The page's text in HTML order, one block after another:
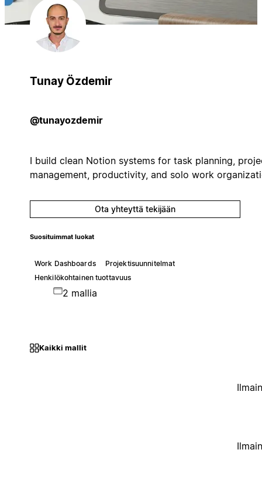
Tunay Özdemir
@tunayozdemir
I build clean Notion systems for task planning,
management, productivity, and solo work
Ota yhteyttä tekijään
Suosituimmat luokat
Work Dashboards
Projektisuunnitelmat
Henkilökohtainen tuottavuus
2 mallia
Kaikki mallit